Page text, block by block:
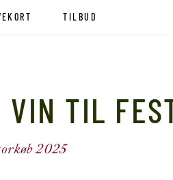
TILBUD
VIN TIL
2025